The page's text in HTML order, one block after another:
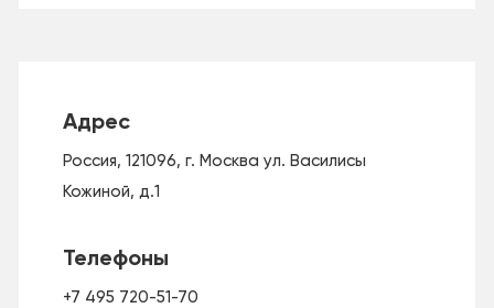
Адрес
Россия, 121096, г. Москва ул. Василисы
Кожиной, д.1
Телефоны
+7 495 720-51-70